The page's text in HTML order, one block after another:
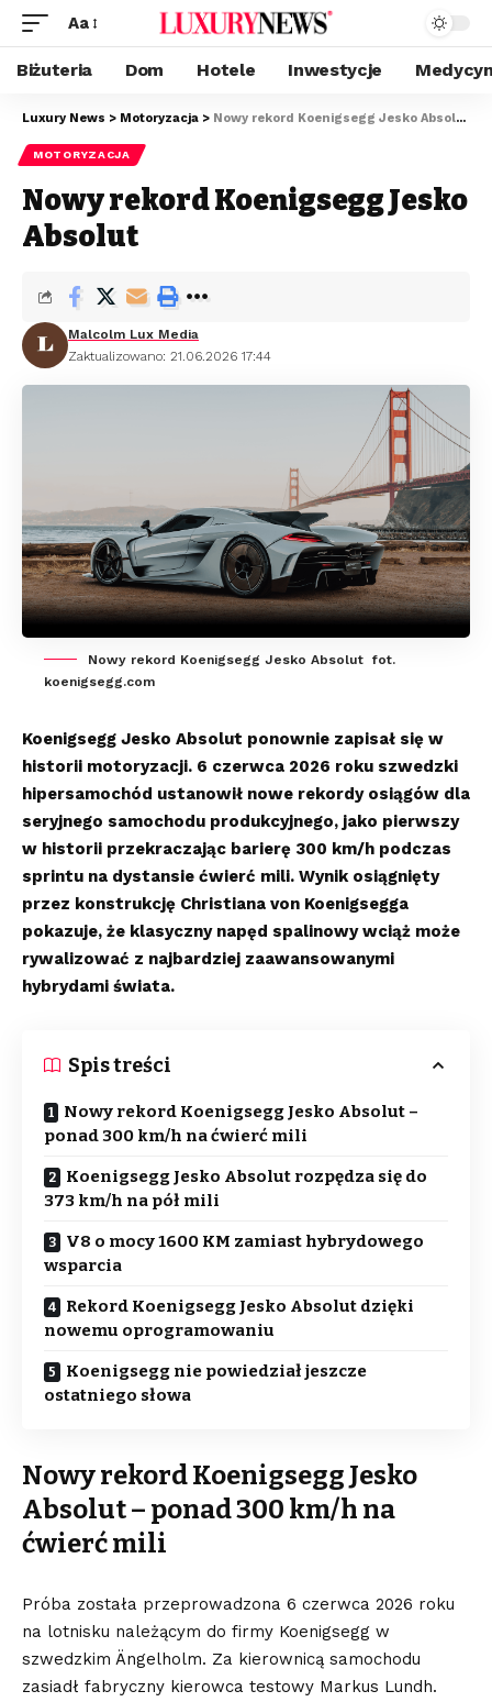
Aa
Biżuteria Dom Hotele Inwestycje
Luxury News > Motoryzacja > Nowy rekord Koenigsegg Jesko Absolut
MOTORYZACJA
Nowy rekord Koenigsegg Jesko
Absolut
Zaktualizowano: 21.06.2026 17:44
Malcolm Lux Media
Nowy rekord Koenigsegg Jesko Absolut fot.
koenigsegg.com
Koenigsegg Jesko Absolut ponownie zapisał się w
historii motoryzacji. 6 czerwca 2026 roku szwedzki
hipersamochód ustanowił nowe rekordy osiągów dla
seryjnego samochodu produkcyjnego, jako pierwszy
w historii przekraczając barierę 300 km/h podczas
sprintu na dystansie ćwierć mili. Wynik osiągnięty
przez konstrukcję Christiana von Koenigsegga
pokazuje, że klasyczny napęd spalinowy wciąż może
rywalizować z najbardziej zaawansowanymi
hybrydami świata.
Spis treści
Nowy rekord Koenigsegg Jesko Absolut –
ponad 300 km/h na ćwierć mili
Koenigsegg Jesko Absolut rozpędza się do
373 km/h na pół mili
V8 o mocy 1600 KM zamiast hybrydowego
wsparcia
Rekord Koenigsegg Jesko Absolut dzięki
nowemu oprogramowaniu
Koenigsegg nie powiedział jeszcze
ostatniego słowa
Nowy rekord Koenigsegg Jesko
Absolut – ponad 300 km/h na
ćwierć mili
Próba została przeprowadzona 6 czerwca 2026 roku
na lotnisku należącym do firmy Koenigsegg w
szwedzkim Ängelholm. Za kierownicą samochodu
zasiadł fabryczny kierowca testowy Markus Lundh.